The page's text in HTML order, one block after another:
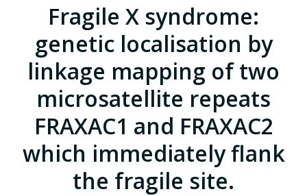
Fragile X syndrome:
genetic localisation by
linkage mapping of two
microsatellite repeats
FRAXAC1 and FRAXAC2
which immediately flank
the fragile site.